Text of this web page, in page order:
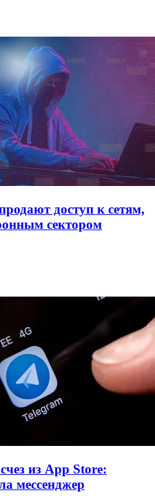
доступ к сетям,
сектором
из App Store:
мессенджер